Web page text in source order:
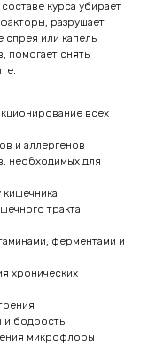
курса убирает
разрушает
спрея или капель
помогает снять
всех
и аллергенов
необходимых для
тракта
ферментами и
хронических
и бодрость
микрофлоры